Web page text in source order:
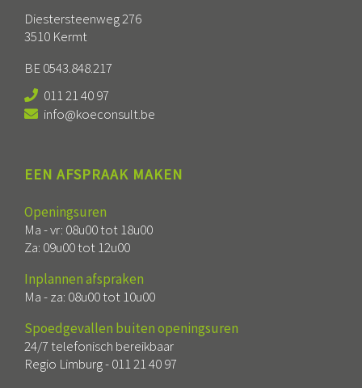
Diestersteenweg 276
3510 Kermt
BE 0543.848.217
011 21 40 97
info@koeconsult.be
EEN AFSPRAAK MAKEN
Openingsuren
Ma - vr: 08u00 tot 18u00
Za: 09u00 tot 12u00
Inplannen afspraken
Ma - za: 08u00 tot 10u00
Spoedgevallen buiten openingsuren
24/7 telefonisch bereikbaar
Regio Limburg -011 21 40 97